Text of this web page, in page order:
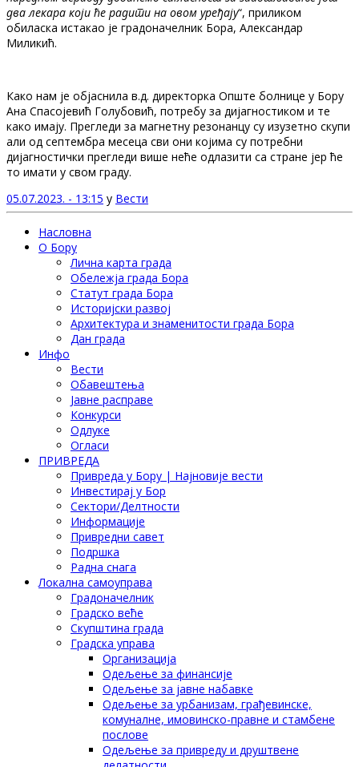
два лекара који ће радити на овом уређају“, приликом
обиласка истакао је градоначелник Бора, Александар
Миликић.
Како нам је објаснила в.д. директорка Опште болнице у Бору
Ана Спасојевић Голубовић, потребу за дијагностиком и те
како имају. Прегледи за магнетну резонанцу су изузетно скупи
али од септембра месеца сви они којима су потребни
дијагностички прегледи више неће одлазити са стране јер ће
то имати у свом граду.
05.07.2023. - 13:15 у Вести
Насловна
О Бору
Лична карта града
Обележја града Бора
Статут града Бора
Историјски развој
Архитектура и знаменитости града Бора
Дан града
Инфо
Вести
Обавештења
Јавне расправе
Конкурси
Одлуке
Огласи
ПРИВРЕДА
Привреда у Бору | Најновије вести
Инвестирај у Бор
Сектори/Делтности
Информације
Привредни савет
Подршка
Радна снага
Локална самоуправа
Градоначелник
Градско веће
Скупштина града
Градска управа
Организација
Одељење за финансије
Одељење за јавне набавке
Одељење за урбанизам, грађевинске,
комуналне, имовинско-правне и стамбене
послове
Одељење за привреду и друштвене